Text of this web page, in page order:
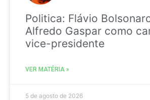
Politica: Flávio
Alfredo Gaspar como
vice-presidente
VER MATÉRIA »
5 de agosto de 2026